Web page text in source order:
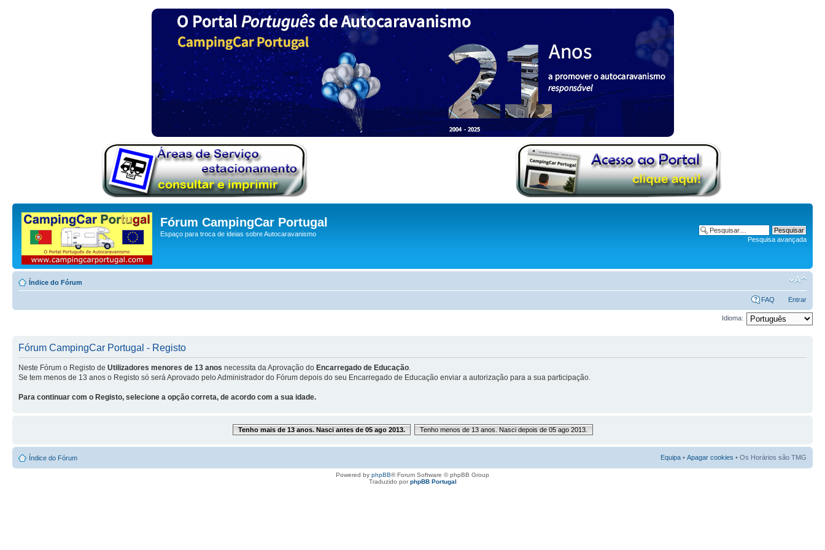
Fórum CampingCar Portugal
Espaço para troca de ideias sobre Autocaravanismo
Pesquisa avançada
Índice do Fórum
FAQ Entrar
Idioma:
Fórum CampingCar Portugal - Registo
Neste Fórum o Registo de Utilizadores menores de 13 anos necessita da Aprovação do Encarregado de Educação
Se tem menos de 13 anos o Registo só será Aprovado pelo Administrador do Fórum depois do seu Encarregado de Educação enviar a autorização para a sua participação.
Para continuar com o Registo, selecione a opção correta, de acordo com a sua idade.
Tenho mais de 13 anos. Nasci antes de 05 ago 2013. Tenho menos de 13 anos. Nasci depois de 05 ago 2013.
Índice do Fórum Equipa • Apagar cookies • Os Horários são TMG
Powered by phpBB® Forum Software © phpBB Group
Traduzido porphpBB Portugal